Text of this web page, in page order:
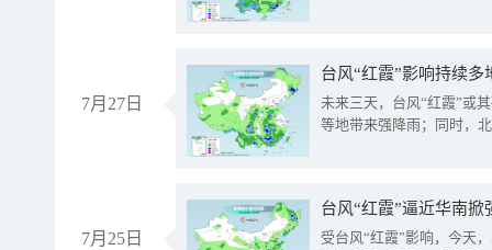
7月27日
台风“红霞”影响持续
未来三天，台风“红霞”或
等地带来强降雨；同时，
7月25日
台风“红霞”逼近华南
受台风“红霞”影响，今天